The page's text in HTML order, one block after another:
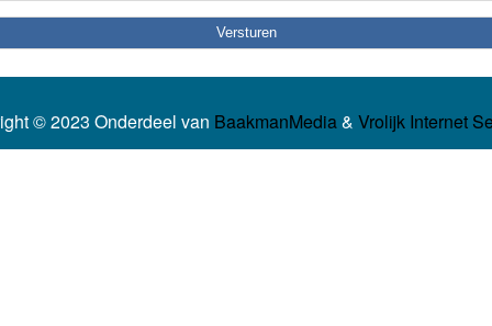
© 2023 Onderdeel van BaakmanMedia& Vrolijk Internet